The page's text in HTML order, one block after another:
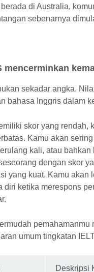
di Australia,
sebenarnya
mencerminkan
sekadar angka.
bahasa Inggris dalam
skor yang rendah,
Kamu akan
kali, atau
dengan skor
yang kuat. Kamu
diri ketika merespons
umum tingkatan
Deskripsi